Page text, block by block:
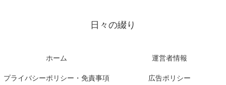
日々の綴り
ホーム 運営者情報
プライバシーポリシー・免責事項 広告ポリシー